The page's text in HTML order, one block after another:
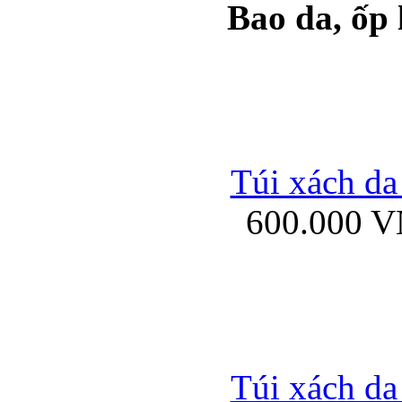
Ốp lưng silicon
Ốp lưng Samsung
Bao da,
Túi xách
600.000
Túi xách